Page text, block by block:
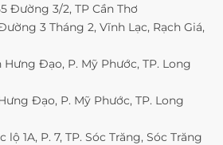
Đường 3/2, TP Cần Thơ
3 Tháng 2, Vĩnh Lạc, Rạch Giá,
Hưng Đạo, P. Mỹ Phước, TP. Long
Đạo, P. Mỹ Phước, TP. Long
1A, P. 7, TP. Sóc Trăng, Sóc Trăng